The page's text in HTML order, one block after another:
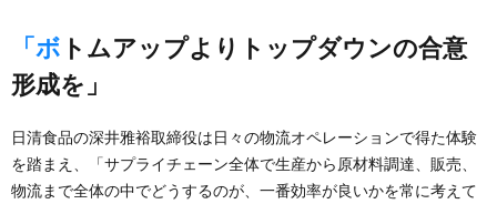
「ボトムアップよりトップダウンの合意
形成を」
日清食品の深井雅裕取締役は日々の物流オペレーションで得た体験
を踏まえ、「サプライチェーン全体で生産から原材料調達、販売、
物流まで全体の中でどうするのが、一番効率が良いかを常に考えて